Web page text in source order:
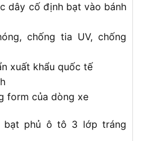
dây cố định bạt vào bánh
chống tia UV, chống
xuất khẩu quốc tế
form của dòng xe